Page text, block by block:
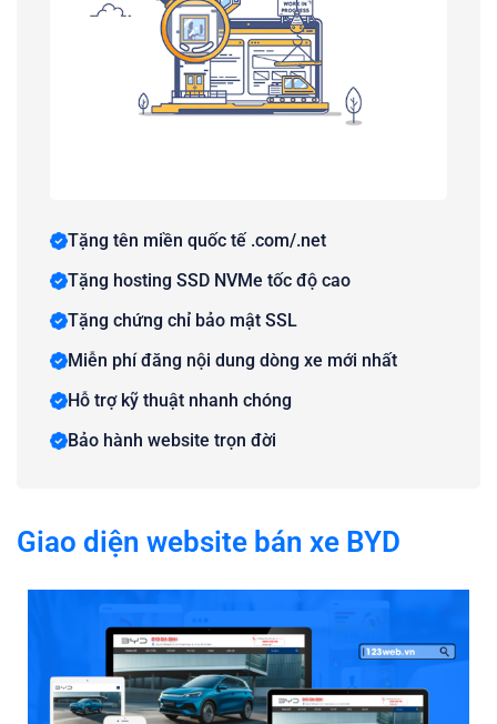
Tặng tên miền quốc tế .com/.net
Tặng hosting SSD NVMe tốc độ cao
Tặng chứng chỉ bảo mật SSL
Miễn phí đăng nội dung dòng xe mới nhất
Hỗ trợ kỹ thuật nhanh chóng
Bảo hành website trọn đời
Giao diện website bán xe BYD